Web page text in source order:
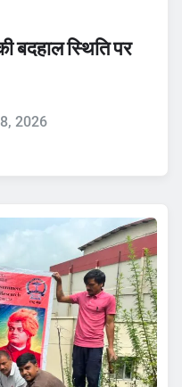
बदहाल स्थिति पर
2026